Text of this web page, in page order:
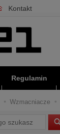
Kontakt
Regulamin
Wzmacniacze